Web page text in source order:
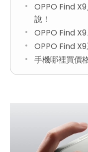
OPPO Find
說！
OPPO Find
OPPO Find
手機哪裡買價